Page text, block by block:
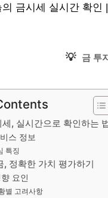
금시세 실시간 확
💡 금 투
, 실시간으로 확인하는
스 정보
특징
, 정확한 가치 평가하기
요인
별 고려사항